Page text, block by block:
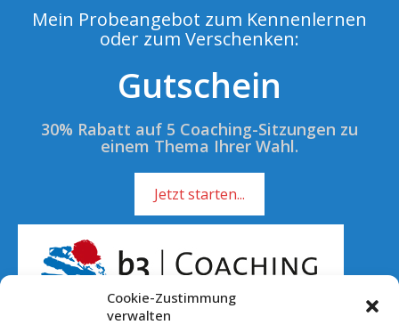
Cookie-Zustimmung
verwalten
Mein Probeangebot zum Kennenlernen
oder zum Verschenken:
Gutschein
30% Rabatt auf 5 Coaching-Sitzungen zu
einem Thema Ihrer Wahl.
Jetzt starten...